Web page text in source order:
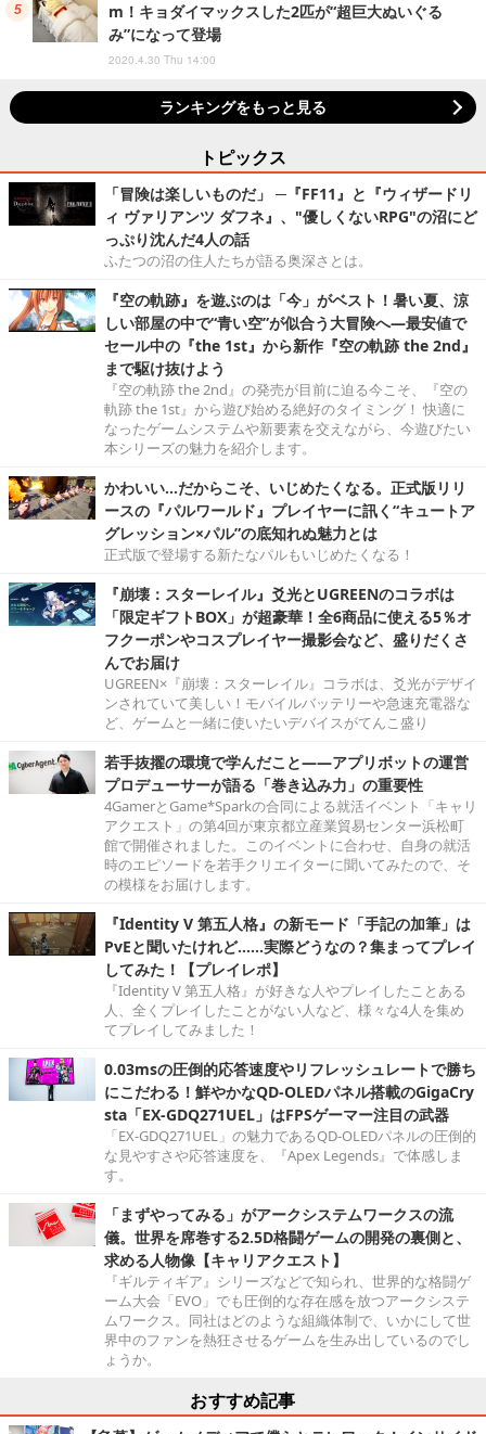
m！キョダイマックスした2匹が“超巨大ぬいぐる
み”になって登場
2020.4.30 Thu 14:00
ランキングをもっと見る
トピックス
「冒険は楽しいものだ」 ─『FF11』と『ウィザードリ
ィ ヴァリアンツ ダフネ』、"優しくないRPG"の沼にど
っぷり沈んだ4人の話
ふたつの沼の住人たちが語る奥深さとは。
『空の軌跡』を遊ぶのは「今」がベスト！暑い夏、涼
しい部屋の中で“青い空”が似合う大冒険へ―最安値で
セール中の『the 1st』から新作『空の軌跡 the 2nd』
まで駆け抜けよう
『空の軌跡 the 2nd』の発売が目前に迫る今こそ、『空の
軌跡 the 1st』から遊び始める絶好のタイミング！ 快適に
なったゲームシステムや新要素を交えながら、今遊びたい
本シリーズの魅力を紹介します。
かわいい…だからこそ、いじめたくなる。正式版リリ
ースの『パルワールド』プレイヤーに訊く“キュートア
グレッション×パル”の底知れぬ魅力とは
正式版で登場する新たなパルもいじめたくなる！
『崩壊：スターレイル』爻光とUGREENのコラボは
「限定ギフトBOX」が超豪華！全6商品に使える5％オ
フクーポンやコスプレイヤー撮影会など、盛りだくさ
んでお届け
UGREEN×『崩壊：スターレイル』コラボは、爻光がデザイ
ンされていて美しい！モバイルバッテリーや急速充電器な
ど、ゲームと一緒に使いたいデバイスがてんこ盛り
若手抜擢の環境で学んだこと――アプリボットの運営
プロデューサーが語る「巻き込み力」の重要性
4GamerとGame*Sparkの合同による就活イベント「キャリ
アクエスト」の第4回が東京都立産業貿易センター浜松町
館で開催されました。このイベントに合わせ、自身の就活
時のエピソードを若手クリエイターに聞いてみたので、そ
の模様をお届けします。
『Identity V 第五人格』の新モード「手記の加筆」は
PvEと聞いたけれど……実際どうなの？集まってプレイ
してみた！【プレイレポ】
『Identity V 第五人格』が好きな人やプレイしたことある
人、全くプレイしたことがない人など、様々な4人を集め
てプレイしてみました！
0.03msの圧倒的応答速度やリフレッシュレートで勝ち
にこだわる！鮮やかなQD-OLEDパネル搭載のGigaCry
sta「EX-GDQ271UEL」はFPSゲーマー注目の武器
「EX-GDQ271UEL」の魅力であるQD-OLEDパネルの圧倒的
な見やすさや応答速度を、『Apex Legends』で体感しま
す。
「まずやってみる」がアークシステムワークスの流
儀。世界を席巻する2.5D格闘ゲームの開発の裏側と、
求める人物像【キャリアクエスト】
『ギルティギア』シリーズなどで知られ、世界的な格闘ゲ
ーム大会「EVO」でも圧倒的な存在感を放つアークシステ
ムワークス。同社はどのような組織体制で、いかにして世
界中のファンを熱狂させるゲームを生み出しているのでし
ょうか。
おすすめ記事